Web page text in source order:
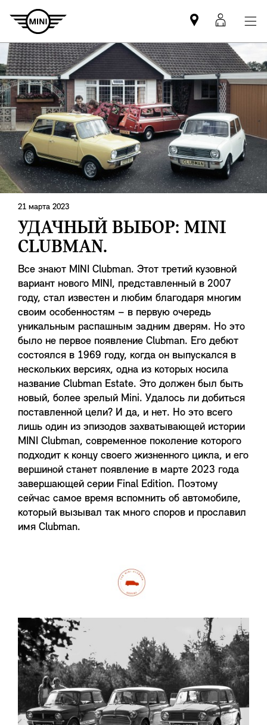
Mini
dealer
partner
MyMini
login
21 марта 2023
УДАЧНЫЙ ВЫБОР: MINI
CLUBMAN.
Все знают MINI Clubman. Этот третий кузовной
вариант нового MINI, представленный в 2007
году, стал известен и любим благодаря многим
своим особенностям – в первую очередь
уникальным распашным задним дверям. Но это
было не первое появление Clubman. Его дебют
состоялся в 1969 году, когда он выпускался в
нескольких версиях, одна из которых носила
название Clubman Estate. Это должен был быть
новый, более зрелый Mini. Удалось ли добиться
поставленной цели? И да, и нет. Но это всего
лишь один из эпизодов захватывающей истории
MINI Clubman, современное поколение которого
подходит к концу своего жизненного цикла, и его
вершиной станет появление в марте 2023 года
завершающей серии Final Edition. Поэтому
сейчас самое время вспомнить об автомобиле,
который вызывал так много споров и прославил
имя Clubman.